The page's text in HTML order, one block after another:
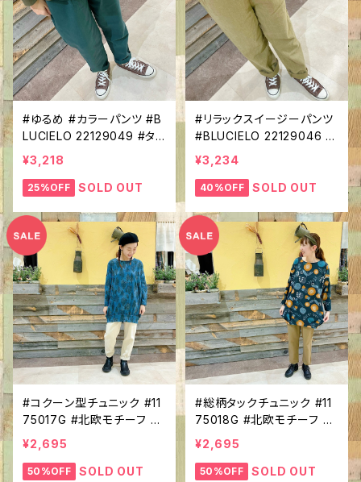
#ゆるめ #カラーパンツ #B
LUCIELO 22129049 #タッ
クポケット付き #サルエルパ
ンツ #コットン100％ #差し
色 #パンツコーデ #ボーイ
¥3,218
25%OFF SOLD OUT
#リラックスイージーパンツ
#BLUCIELO 22129046 #
カラーパンツ #ゆったりライ
ン＃ピグメント加工 #コット
ン100％ #パンツコーデ
¥3,234
40%OFF SOLD OUT
#コクーン型チュニック #11
75017G #北欧モチーフ #
総柄 #起毛ニットソー #長
袖 #ドルマンスリーブ #ほっ
こりモチーフ #インパクト大
¥2,695
50%OFF SOLD OUT
#総柄タックチュニック #11
75018G #北欧モチーフ #
総柄 #起毛ニットソー #コ
クーン型 #長袖 #クルーネ
ック #ほっこりモチーフ #イ
¥2,695
50%OFF SOLD OUT